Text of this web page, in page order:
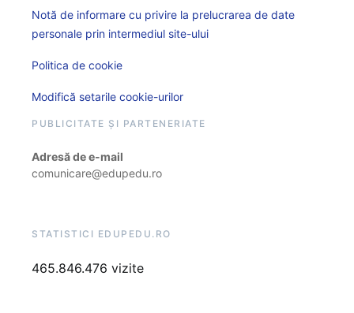
Notă de informare cu privire la prelucrarea de date
personale prin intermediul site-ului
Politica de cookie
Modifică setarile cookie-urilor
PUBLICITATE ȘI PARTENERIATE
Adresă de e-mail
comunicare@edupedu.ro
STATISTICI EDUPEDU.RO
465.846.476 vizite